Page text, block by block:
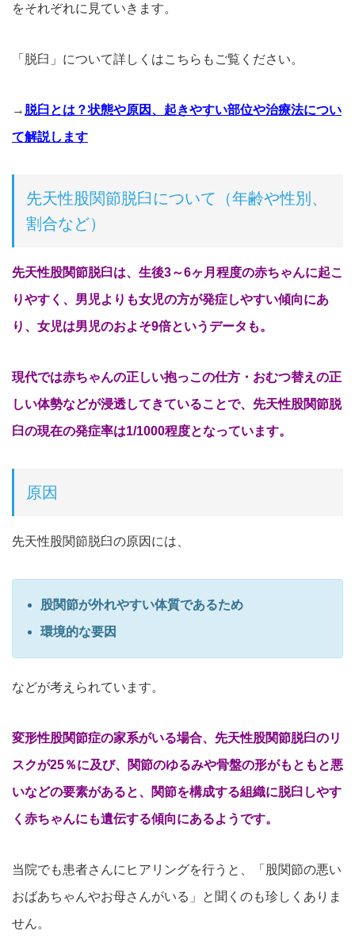
をそれぞれに見ていきます。
「脱臼」について詳しくはこちらもご覧ください。
→ 脱臼とは？状態や原因、起きやすい部位や治療法につい
て解説します
先天性股関節脱臼について（年齢や性別、
割合など）
先天性股関節脱臼は、生後3～6ヶ月程度の赤ちゃんに起こ
りやすく、男児よりも女児の方が発症しやすい傾向にあ
り、女児は男児のおよそ9倍というデータも。
現代では赤ちゃんの正しい抱っこの仕方・おむつ替えの正
しい体勢などが浸透してきていることで、先天性股関節脱
臼の現在の発症率は1/1000程度となっています。
原因
先天性股関節脱臼の原因には、
股関節が外れやすい体質であるため
環境的な要因
などが考えられています。
変形性股関節症の家系がいる場合、先天性股関節脱臼のリ
スクが25％に及び、関節のゆるみや骨盤の形がもともと悪
いなどの要素があると、関節を構成する組織に脱臼しやす
く赤ちゃんにも遺伝する傾向にあるようです。
当院でも患者さんにヒアリングを行うと、「股関節の悪い
おばあちゃんやお母さんがいる」と聞くのも珍しくありま
せん。